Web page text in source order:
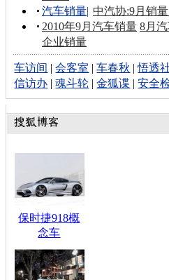
汽车销量| 中汽协:9月销
2010年9月汽车销量 8月
企业销量
车访间 |会客室 |车春秋 |悟透
信访办 |魂斗轮 |金狐谍 |安全
保时捷918概
念车